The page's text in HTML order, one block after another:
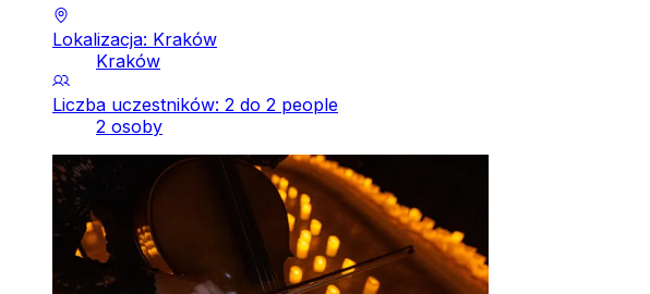
Lokalizacja: Kraków
Kraków
Liczba uczestników: 2 do 2 people
2 osoby